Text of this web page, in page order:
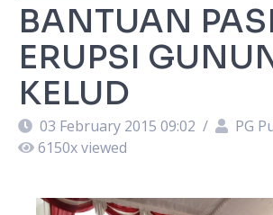
BANTUAN
ERUPSI
KELUD
03 February 2015 09:02 / PG
6150x viewed